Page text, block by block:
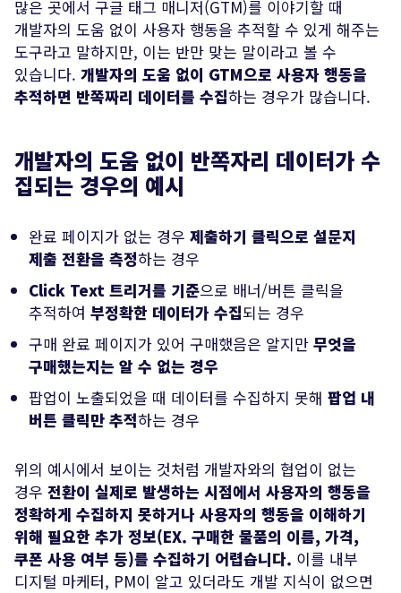
많은 곳에서 구글 태그 매니저(GTM)를 이야기할 때
개발자의 도움 없이 사용자 행동을 추적할 수 있게 해주는
도구라고 말하지만, 이는 반만 맞는 말이라고 볼 수
있습니다. 개발자의 도움 없이 GTM으로 사용자 행동을
추적하면 반쪽짜리 데이터를 수집하는 경우가 많습니다.
개발자의 도움 없이 반쪽자리 데이터가 수
집되는 경우의 예시
완료 페이지가 없는 경우 제출하기 클릭으로 설문지
제출 전환을 측정하는 경우
Click Text 트리거를 기준으로 배너/버튼 클릭을
추적하여 부정확한 데이터가 수집되는 경우
구매 완료 페이지가 있어 구매했음은 알지만 무엇을
구매했는지는 알 수 없는 경우
팝업이 노출되었을 때 데이터를 수집하지 못해 팝업 내
버튼 클릭만 추적하는 경우
위의 예시에서 보이는 것처럼 개발자와의 협업이 없는
경우 전환이 실제로 발생하는 시점에서 사용자의 행동을
정확하게 수집하지 못하거나 사용자의 행동을 이해하기
위해 필요한 추가 정보(EX. 구매한 물품의 이름, 가격,
쿠폰 사용 여부 등)를 수집하기 어렵습니다. 이를 내부
디지털 마케터, PM이 알고 있더라도 개발 지식이 없으면